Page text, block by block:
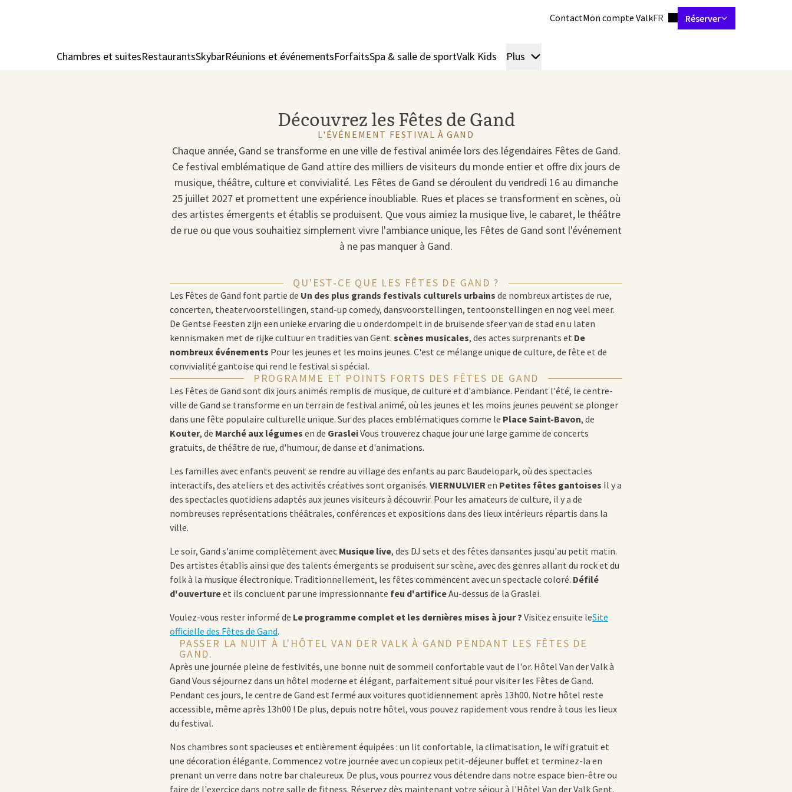
ContactMon compte ValkJeu de langues
FR Réserver
Chambres et suitesRestaurantsSkybarRéunions et événementsForfaitsSpa & salle de sportValk Kids Plus
Découvrez les Fêtes de Gand
L'ÉVÉNEMENT FESTIVAL À GAND
Chaque année, Gand se transforme en une ville de festival animée lors des légendaires Fêtes de Gand.
Ce festival emblématique de Gand attire des milliers de visiteurs du monde entier et offre dix jours de
musique, théâtre, culture et convivialité. Les Fêtes de Gand se déroulent du vendredi 16 au dimanche
25 juillet 2027 et promettent une expérience inoubliable. Rues et places se transforment en scènes, où
des artistes émergents et établis se produisent. Que vous aimiez la musique live, le cabaret, le théâtre
de rue ou que vous souhaitiez simplement vivre l'ambiance unique, les Fêtes de Gand sont l'événement
à ne pas manquer à Gand.
QU'EST-CE QUE LES FÊTES DE GAND ?
Les Fêtes de Gand font partie de Un des plus grands festivals culturels urbains de nombreux artistes de rue,
concerten, theatervoorstellingen, stand-up comedy, dansvoorstellingen, tentoonstellingen en nog veel meer.
De Gentse Feesten zijn een unieke ervaring die u onderdompelt in de bruisende sfeer van de stad en u laten
kennismaken met de rijke cultuur en tradities van Gent. scènes musicales, des actes surprenants et De
nombreux événements Pour les jeunes et les moins jeunes. C'est ce mélange unique de culture, de fête et de
convivialité gantoise qui rend le festival si spécial.
PROGRAMME ET POINTS FORTS DES FÊTES DE GAND
Les Fêtes de Gand sont dix jours animés remplis de musique, de culture et d'ambiance. Pendant l'été, le centre-
ville de Gand se transforme en un terrain de festival animé, où les jeunes et les moins jeunes peuvent se plonger
dans une fête populaire culturelle unique. Sur des places emblématiques comme le Place Saint-Bavon, de
Kouter, de Marché aux légumes en de GrasleiVous trouverez chaque jour une large gamme de concerts
gratuits, de théâtre de rue, d'humour, de danse et d'animations.
Les familles avec enfants peuvent se rendre au village des enfants au parc Baudelopark, où des spectacles
interactifs, des ateliers et des activités créatives sont organisés. VIERNULVIERen Petites fêtes gantoises Il y a
des spectacles quotidiens adaptés aux jeunes visiteurs à découvrir. Pour les amateurs de culture, il y a de
nombreuses représentations théâtrales, conférences et expositions dans des lieux intérieurs répartis dans la
ville.
Le soir, Gand s'anime complètement avec Musique live, des DJ sets et des fêtes dansantes jusqu'au petit matin.
Des artistes établis ainsi que des talents émergents se produisent sur scène, avec des genres allant du rock et du
folk à la musique électronique. Traditionnellement, les fêtes commencent avec un spectacle coloré. Défilé
d'ouvertureet ils concluent par une impressionnante feu d'artificeAu-dessus de la Graslei.
Voulez-vous rester informé de Le programme complet et les dernières mises à jour ? Visitez ensuite leSite
officielle des Fêtes de Gand.
PASSER LA NUIT À L'HÔTEL VAN DER VALK À GAND PENDANT LES FÊTES DE
GAND.
Après une journée pleine de festivités, une bonne nuit de sommeil confortable vaut de l'or. Hôtel Van der Valk à
Gand Vous séjournez dans un hôtel moderne et élégant, parfaitement situé pour visiter les Fêtes de Gand.
Pendant ces jours, le centre de Gand est fermé aux voitures quotidiennement après 13h00. Notre hôtel reste
accessible, même après 13h00 ! De plus, depuis notre hôtel, vous pouvez rapidement vous rendre à tous les lieux
du festival.
Nos chambres sont spacieuses et entièrement équipées : un lit confortable, la climatisation, le wifi gratuit et
une décoration élégante. Commencez votre journée avec un copieux petit-déjeuner buffet et terminez-la en
prenant un verre dans notre bar chaleureux. De plus, vous pourrez vous détendre dans notre espace bien-être ou
faire de l'exercice dans notre salle de fitness. Réservez dès maintenant votre séjour à l'Hôtel Van der Valk Gent.